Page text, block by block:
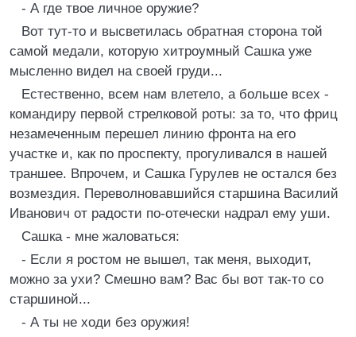
- А где твое личное оружие?
Вот тут-то и высветилась обратная сторона той
самой медали, которую хитроумный Сашка уже
мысленно видел на своей груди...
Естественно, всем нам влетело, а больше всех -
командиру первой стрелковой роты: за то, что фриц
незамеченным перешел линию фронта на его
участке и, как по проспекту, прогуливался в нашей
траншее. Впрочем, и Сашка Гурулев не остался без
возмездия. Переволновавшийся старшина Василий
Иванович от радости по-отечески надрал ему уши.
Сашка - мне жаловаться:
- Если я ростом не вышел, так меня, выходит,
можно за ухи? Смешно вам? Вас бы вот так-то со
старшиной...
- А ты не ходи без оружия!